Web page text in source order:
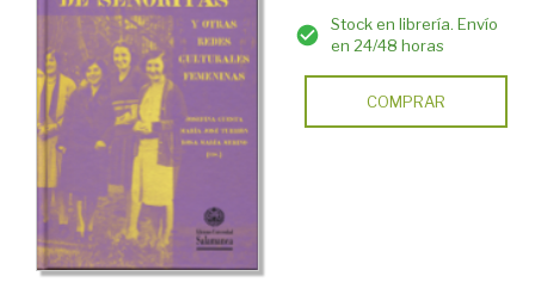
Stock en librería. Envío
en 24/48 horas
COMPRAR